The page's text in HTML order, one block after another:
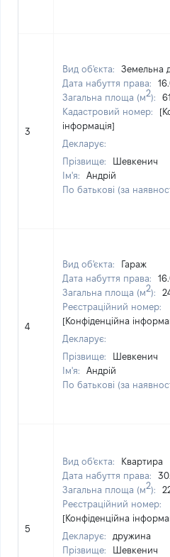
3
Вид об'єкта:
Земельна
Дата набуття права:
Загальна площа (м2):
Кадастровий номер:
інформація]
Декларує:
Прізвище:
Шевкенич
Ім'я:
Андрій
По батькові (за
4
Вид об'єкта:
Гараж
Дата набуття права:
Загальна площа (м2):
Реєстраційний номер:
[Конфіденційна
Декларує:
Прізвище:
Шевкенич
Ім'я:
Андрій
По батькові (за
5
Вид об'єкта:
Квартира
Дата набуття права:
Загальна площа (м2):
Реєстраційний номер:
[Конфіденційна
Декларує:
дружина
Прізвище:
Шевкенич